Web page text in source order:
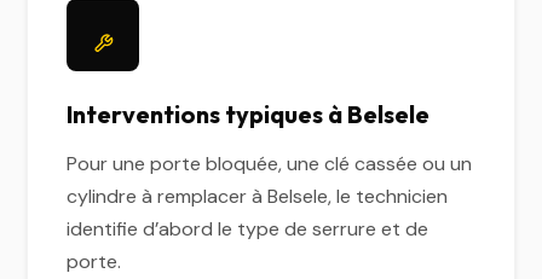
Interventions typiques à Belsele
Pour une porte bloquée, une clé cassée ou un
cylindre à remplacer à Belsele, le technicien
identifie d’abord le type de serrure et de
porte.